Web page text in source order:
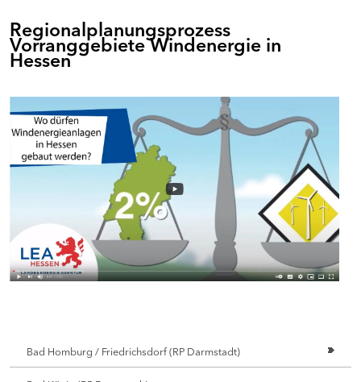
Regionalplanungsprozess
Vorranggebiete Windenergie in
Hessen
Bad Homburg / Friedrichsdorf (RP Darmstadt)